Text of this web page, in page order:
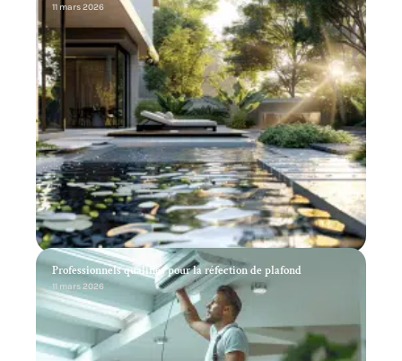
11 mars 2026
Professionnels qualifiés pour la réfection de plafond
11 mars 2026